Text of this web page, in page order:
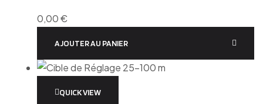
0,00€
AJOUTER AU PANIER
QUICK VIEW